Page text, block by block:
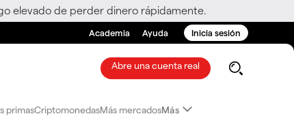
elevado de perder dinero rápidamente.
Academia Ayuda Inicia sesión
Abre una cuenta real
primasCriptomonedasMás mercadosMás